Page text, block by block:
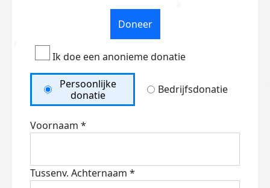
Doneer
Ik doe een anonieme donatie
Persoonlijke
donatie
Bedrijfsdonatie
Voornaam *
Tussenv. Achternaam *